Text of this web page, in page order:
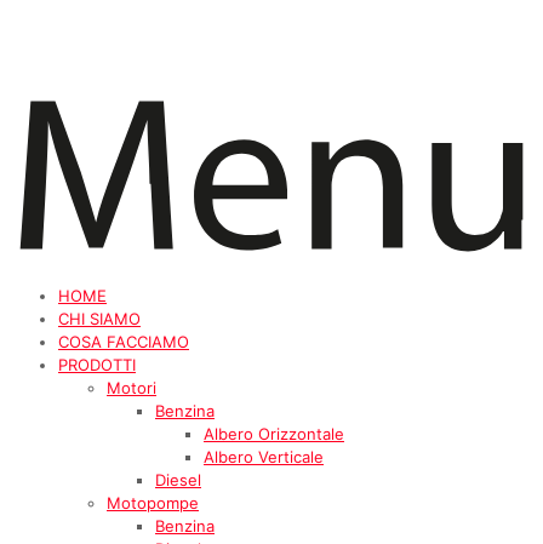
HOME
CHI SIAMO
COSA FACCIAMO
PRODOTTI
Motori
Benzina
Albero Orizzontale
Albero Verticale
Diesel
Motopompe
Benzina